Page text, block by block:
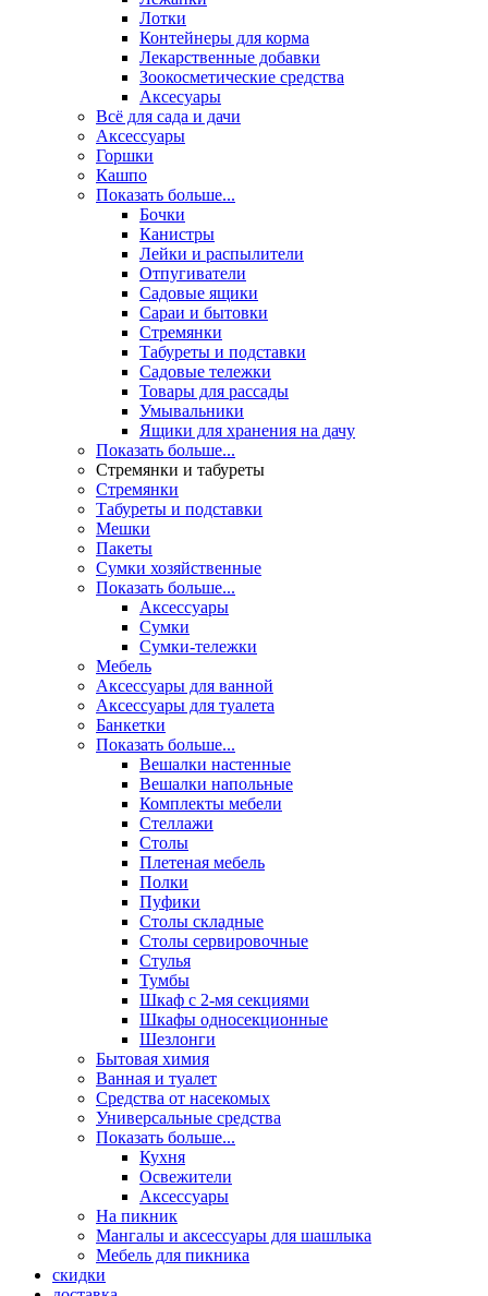
Лотки
Контейнеры для корма
Лекарственные добавки
Зоокосметические средства
Аксесуары
Всё для сада и дачи
Аксессуары
Горшки
Кашпо
Показать больше...
Бочки
Канистры
Лейки и распылители
Отпугиватели
Садовые ящики
Сараи и бытовки
Стремянки
Табуреты и подставки
Садовые тележки
Товары для рассады
Умывальники
Ящики для хранения на дачу
Показать больше...
Стремянки и табуреты
Стремянки
Табуреты и подставки
Мешки
Пакеты
Сумки хозяйственные
Показать больше...
Аксессуары
Сумки
Сумки-тележки
Мебель
Аксессуары для ванной
Аксессуары для туалета
Банкетки
Показать больше...
Вешалки настенные
Вешалки напольные
Комплекты мебели
Стеллажи
Столы
Плетеная мебель
Полки
Пуфики
Столы складные
Столы сервировочные
Стулья
Тумбы
Шкаф с 2-мя секциями
Шкафы односекционные
Шезлонги
Бытовая химия
Ванная и туалет
Средства от насекомых
Универсальные средства
Показать больше...
Кухня
Освежители
Аксессуары
На пикник
Мангалы и аксессуары для шашлыка
Мебель для пикника
скидки